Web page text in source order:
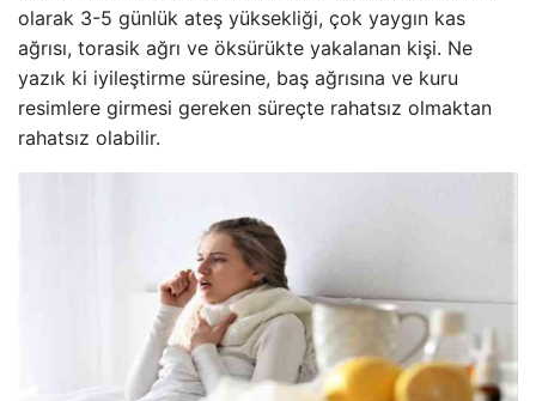
olarak 3-5 günlük ateş yüksekliği, çok yaygın kas
ağrısı, torasik ağrı ve öksürükte yakalanan kişi. Ne
yazık ki iyileştirme süresine, baş ağrısına ve kuru
resimlere girmesi gereken süreçte rahatsız olmaktan
rahatsız olabilir.